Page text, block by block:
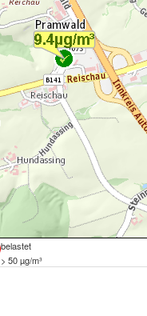
belastet
> 50 µg/m³